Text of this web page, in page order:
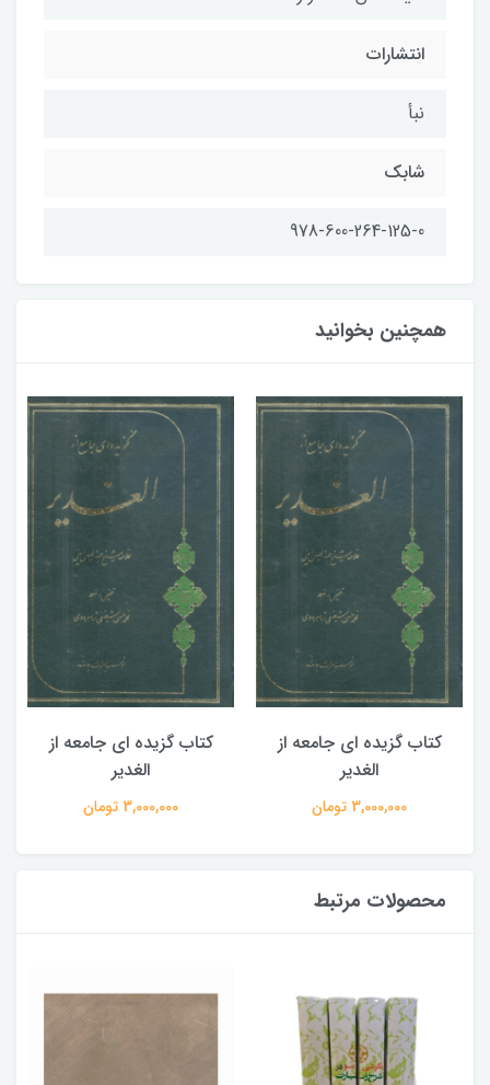
انتشارات
نبأ
شابک
978-600-264-125-0
همچنین بخوانید
کتاب گزیده ای جامعه از
الغدیر
3,000,000 تومان
کتاب گزیده ای جامعه از
الغدیر
3,000,000 تومان
محصولات مرتبط